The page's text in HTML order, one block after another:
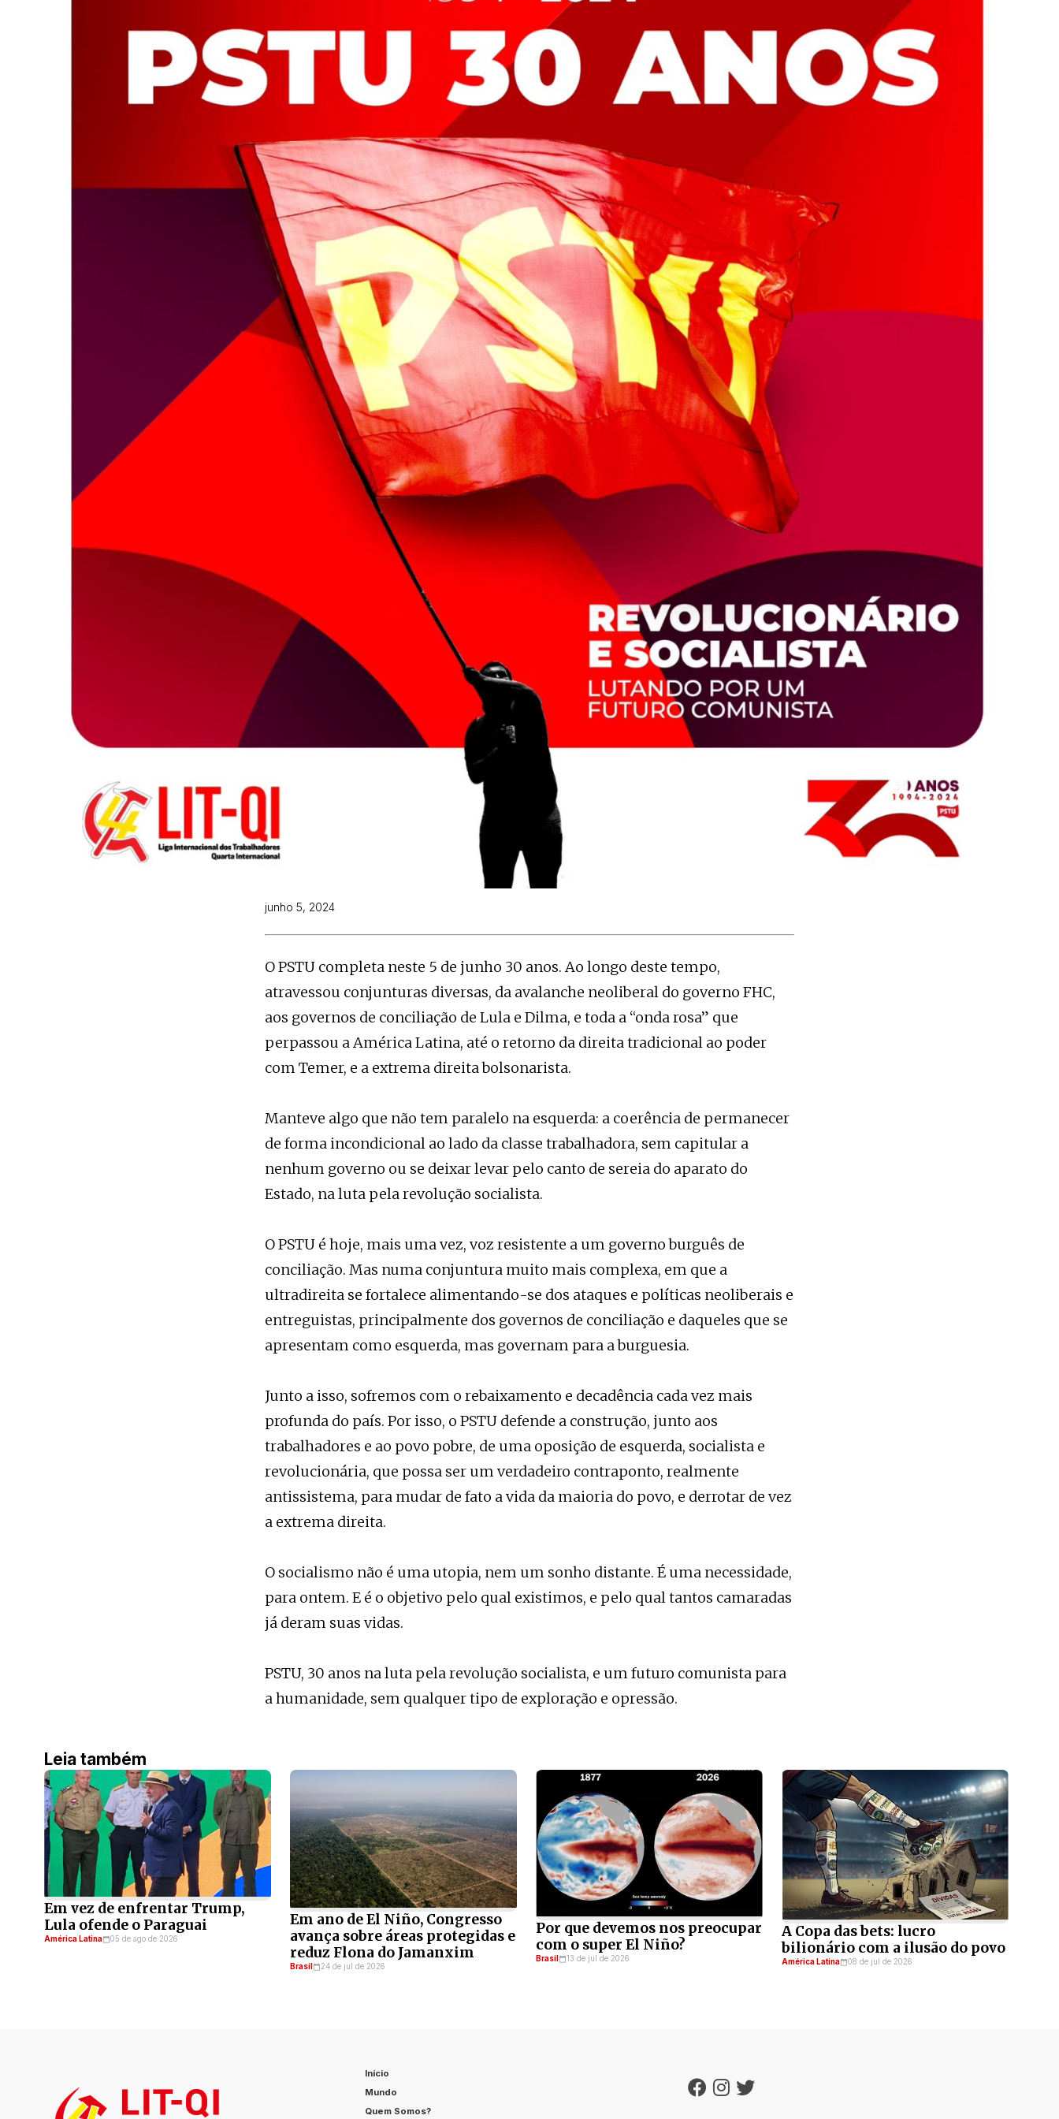
junho 5, 2024
O PSTU completa neste 5 de junho 30 anos. Ao longo deste tempo,
atravessou conjunturas diversas, da avalanche neoliberal do governo FHC,
aos governos de conciliação de Lula e Dilma, e toda a “onda rosa” que
perpassou a América Latina, até o retorno da direita tradicional ao poder
com Temer, e a extrema direita bolsonarista.
Manteve algo que não tem paralelo na esquerda: a coerência de permanecer
de forma incondicional ao lado da classe trabalhadora, sem capitular a
nenhum governo ou se deixar levar pelo canto de sereia do aparato do
Estado, na luta pela revolução socialista.
O PSTU é hoje, mais uma vez, voz resistente a um governo burguês de
conciliação. Mas numa conjuntura muito mais complexa, em que a
ultradireita se fortalece alimentando-se dos ataques e políticas neoliberais e
entreguistas, principalmente dos governos de conciliação e daqueles que se
apresentam como esquerda, mas governam para a burguesia.
Junto a isso, sofremos com o rebaixamento e decadência cada vez mais
profunda do país. Por isso, o PSTU defende a construção, junto aos
trabalhadores e ao povo pobre, de uma oposição de esquerda, socialista e
revolucionária, que possa ser um verdadeiro contraponto, realmente
antissistema, para mudar de fato a vida da maioria do povo, e derrotar de vez
a extrema direita.
O socialismo não é uma utopia, nem um sonho distante. É uma necessidade,
para ontem. E é o objetivo pelo qual existimos, e pelo qual tantos camaradas
já deram suas vidas.
PSTU, 30 anos na luta pela revolução socialista, e um futuro comunista para
a humanidade, sem qualquer tipo de exploração e opressão.
Leia também
Em vez de enfrentar Trump,
Lula ofende o Paraguai
América Latina 05 de ago de 2026
Em ano de El Niño, Congresso
avança sobre áreas protegidas e
reduz Flona do Jamanxim
Brasil 24 de jul de 2026
Por que devemos nos preocupar
com o super El Niño?
Brasil 13 de jul de 2026
A Copa das bets: lucro
bilionário com a ilusão do povo
América Latina 08 de jul de 2026
Início
Mundo
Quem Somos?